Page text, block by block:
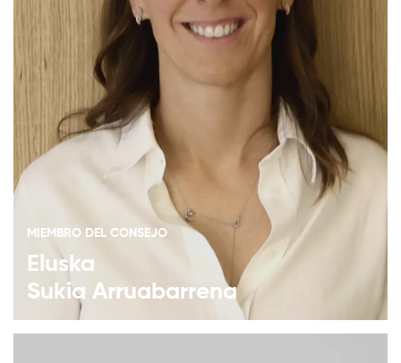
MIEMBRO DEL CONSEJO
Eluska
Sukia Arruabarrena